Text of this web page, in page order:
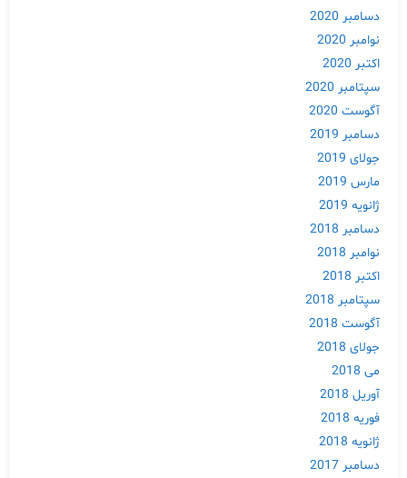
دسامبر 2020
نوامبر 2020
اکتبر 2020
سپتامبر 2020
آگوست 2020
دسامبر 2019
جولای 2019
مارس 2019
ژانویه 2019
دسامبر 2018
نوامبر 2018
اکتبر 2018
سپتامبر 2018
آگوست 2018
جولای 2018
می 2018
آوریل 2018
فوریه 2018
ژانویه 2018
دسامبر 2017